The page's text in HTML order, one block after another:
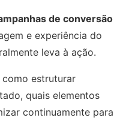
de conversão
e experiência do
leva à ação.
estruturar
quais elementos
continuamente para